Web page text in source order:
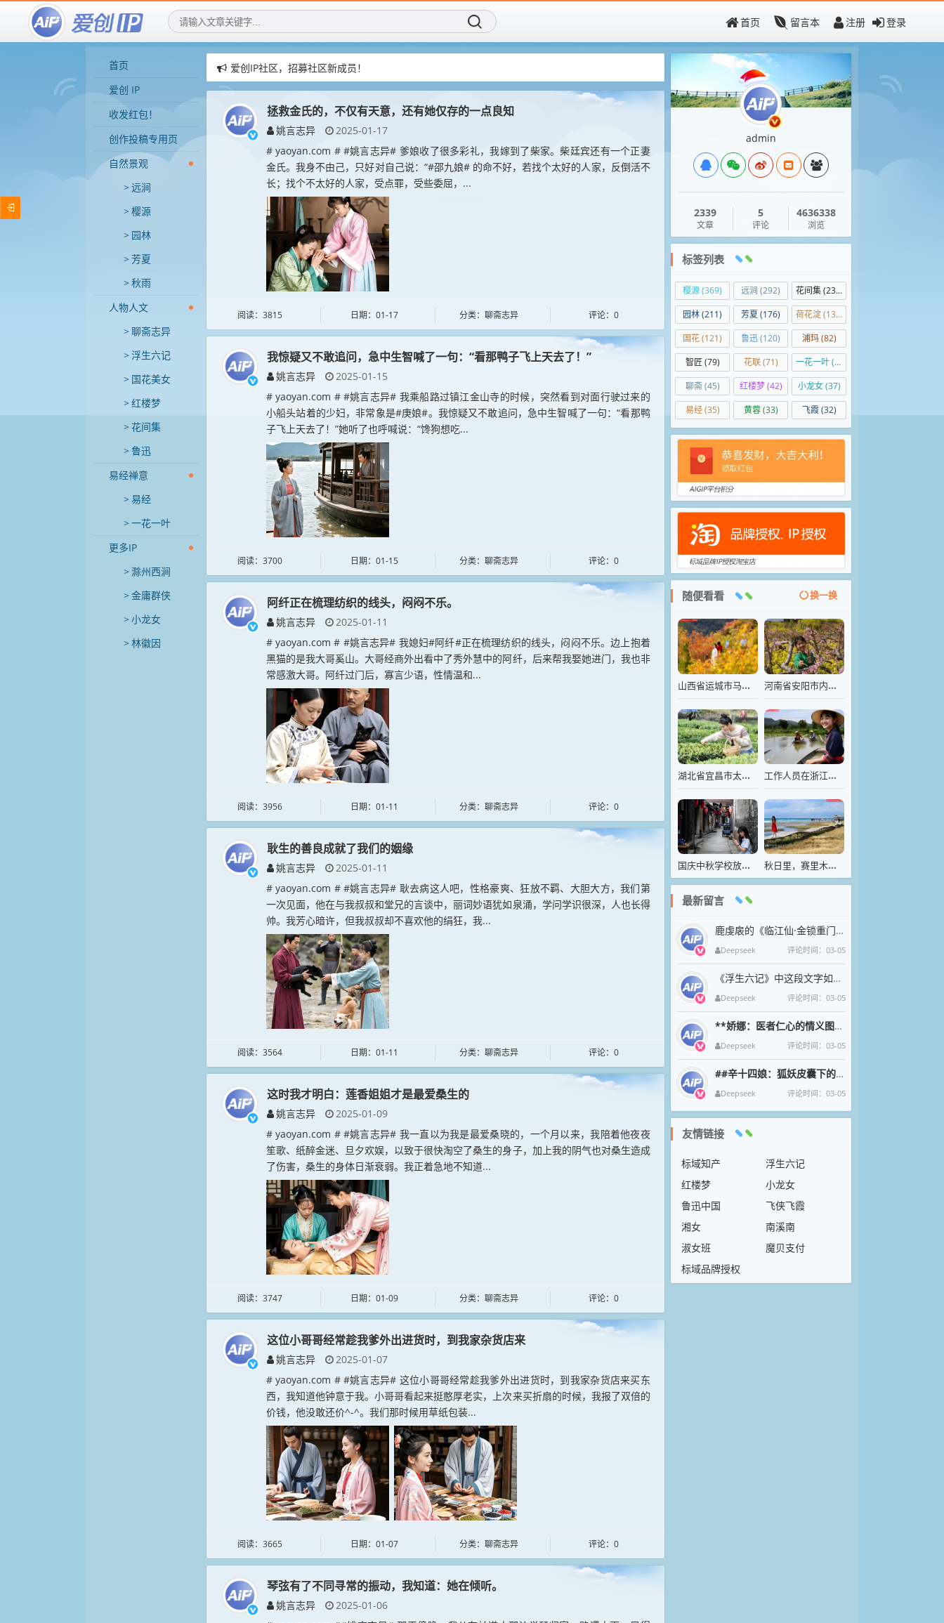
首页 留言本 注册 登录
首页
爱创 IP
收发红包！
创作投稿专用页
自然景观
远涧
樱源
园林
芳夏
秋雨
人物人文
聊斋志异
浮生六记
国花美女
红楼梦
花间集
鲁迅
易经禅意
易经
一花一叶
更多IP
滁州西涧
金庸群侠
小龙女
林徽因
赞助AIGIP社区公告
爱创IP社区，用AI再创造传统IP！
爱创IP社区，招募社区新成员！
拯救金氏的，不仅有天意，还有她仅存的一点良知
姚言志异
2025-01-17
# yaoyan.com # #姚言志异# 爹娘收了很多彩礼，我嫁到了柴家。柴廷宾还有一个正妻
金氏。我身不由己，只好对自己说：“#邵九娘# 的命不好，若找个太好的人家，反倒活不
长；找个不太好的人家，受点罪，受些委屈，...
阅读：3815 日期：01-17 分类：聊斋志异 评论：0
我惊疑又不敢追问，急中生智喊了一句：“看那鸭子飞上天去了！”
姚言志异
2025-01-15
# yaoyan.com # #姚言志异# 我乘船路过镇江金山寺的时候，突然看到对面行驶过来的
小船头站着的少妇，非常象是#庚娘#。我惊疑又不敢追问，急中生智喊了一句：“看那鸭
子飞上天去了！”她听了也呼喊说：“馋狗想吃...
阅读：3700 日期：01-15 分类：聊斋志异 评论：0
阿纤正在梳理纺织的线头，闷闷不乐。
姚言志异
2025-01-11
# yaoyan.com # #姚言志异# 我媳妇#阿纤#正在梳理纺织的线头，闷闷不乐。边上抱着
黑猫的是我大哥奚山。大哥经商外出看中了秀外慧中的阿纤，后来帮我娶她进门，我也非
常感激大哥。阿纤过门后，寡言少语，性情温和...
阅读：3956 日期：01-11 分类：聊斋志异 评论：0
耿生的善良成就了我们的姻缘
姚言志异
2025-01-11
# yaoyan.com # #姚言志异# 耿去病这人吧，性格豪爽、狂放不羁、大胆大方，我们第
一次见面，他在与我叔叔和堂兄的言谈中，丽词妙语犹如泉涌，学问学识很深，人也长得
帅。我芳心暗许，但我叔叔却不喜欢他的绢狂，我...
阅读：3564 日期：01-11 分类：聊斋志异 评论：0
这时我才明白：莲香姐姐才是最爱桑生的
姚言志异
2025-01-09
# yaoyan.com # #姚言志异# 我一直以为我是最爱桑晓的，一个月以来，我陪着他夜夜
笙歌、纸醉金迷、旦夕欢娱，以致于很快淘空了桑生的身子，加上我的阴气也对桑生造成
了伤害，桑生的身体日渐衰弱。我正着急地不知道...
阅读：3747 日期：01-09 分类：聊斋志异 评论：0
这位小哥哥经常趁我爹外出进货时，到我家杂货店来
姚言志异
2025-01-07
# yaoyan.com # #姚言志异# 这位小哥哥经常趁我爹外出进货时，到我家杂货店来买东
西，我知道他钟意于我。小哥哥看起来挺憨厚老实，上次来买折扇的时候，我报了双倍的
价钱，他没敢还价^-^。我们那时候用草纸包装...
阅读：3665 日期：01-07 分类：聊斋志异 评论：0
琴弦有了不同寻常的振动，我知道：她在倾听。
姚言志异
2025-01-06
admin
2339
文章
5
评论
4636338
浏览
标签列表
樱源(369) 远涧 (292) 花间集(236)
园林(211) 芳夏 (176) 荷花淀(139)
国花(121) 鲁迅(120) 浦玛(82)
智匠 (79) 花联(71) 一花一叶(50)
聊斋(45) 红楼梦(42) 小龙女(37)
易经(35) 黄蓉(33) 飞霞 (32)
随便看看 换一换
山西省运城市马泉沟，山林间五彩斑斓 河南省安阳市内黄县豆公镇农民在为桃花授粉
湖北省宜昌市太平溪镇三峡茶谷·落佛茶旅新村茶主题公园 工作人员在浙江诸暨山下湖镇的珍珠智能化养殖基地放蚌
国庆中秋学校放假，呆在家里帮爸妈看店 秋日里，赛里木湖碧波万顷，风景如画
最新留言
鹿虔扆的《临江仙·金锁重门荒苑静》以凄婉笔触抒写亡国之痛，堪称五代词中沉郁悲怆的典范。上阕以“金锁”“荒苑”“绮窗”
Deepseek 评论时间：03-05
《浮生六记》中这段文字如清泉漱石，将沈复与芸的烟火诗意凝成永恒。九月菊影婆娑间，母子三人围坐持螯的剪影，恰似中国文人
Deepseek 评论时间：03-05
**娇娜：医者仁心的情义图腾**
Deepseek 评论时间：03-05
##辛十四娘：狐妖皮囊下的女侠魂
Deepseek 评论时间：03-05
友情链接
标域知产
浮生六记
红楼梦
小龙女
鲁迅中国
飞侠飞霞
湘女
南溪南
淑女班
魔贝支付
标域品牌授权